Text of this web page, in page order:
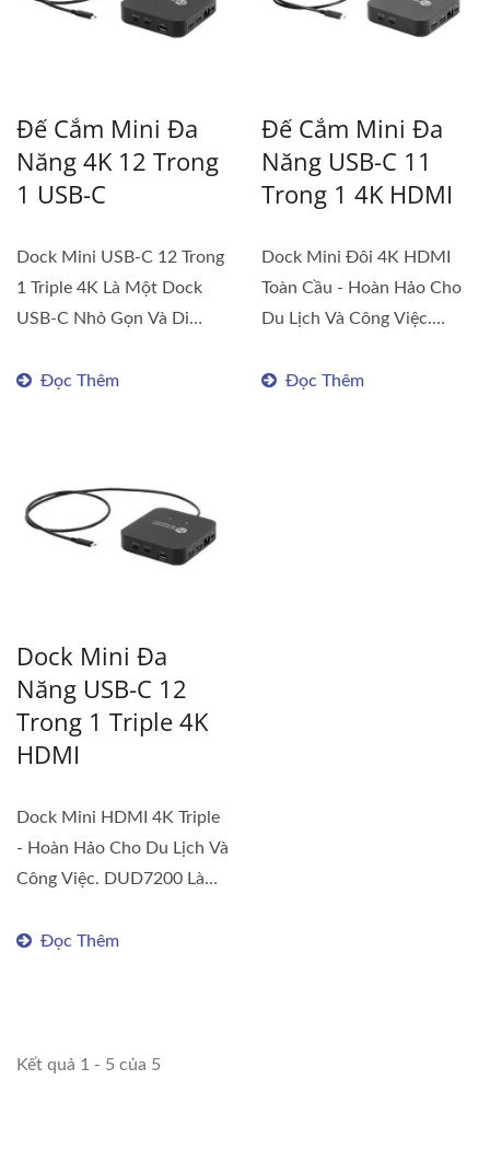
Đế Cắm Mini Đa
Năng 4K 12 Trong
1 USB-C
Dock Mini USB-C 12 Trong
1 Triple 4K Là Một Dock
USB-C Nhỏ Gọn Và Di
Đọc Thêm
Đế Cắm Mini Đa
Năng USB-C 11
Trong 1 4K HDMI
Dock Mini Đôi 4K HDMI
Toàn Cầu - Hoàn Hảo Cho
Du Lịch Và Công Việc.
Đọc Thêm
Dock Mini Đa
Năng USB-C 12
Trong 1 Triple 4K
HDMI
Dock Mini HDMI 4K Triple
- Hoàn Hảo Cho Du Lịch Và
Công Việc. DUD7200 Là
Đọc Thêm
Kết quả 1 - 5 của 5